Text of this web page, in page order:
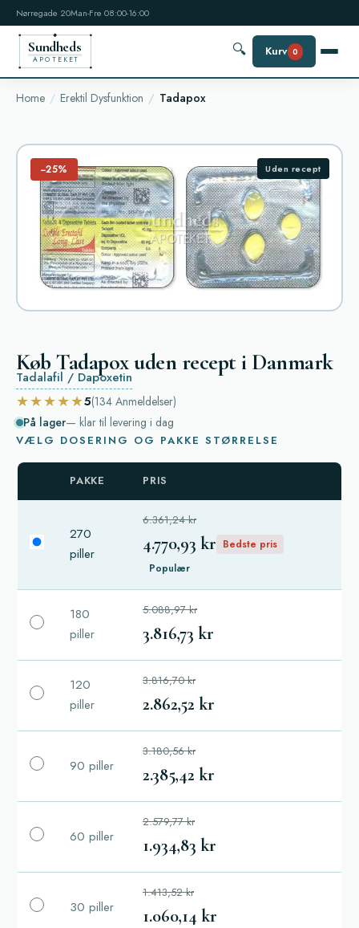
Nørregade 20Man-Fre 08:00-16:00
Sundheds
APOTEKET
🔍 Kurv 0
Home Erektil Dysfunktion Tadapox
−25% Uden recept
Køb Tadapox uden recept i Danmark
Tadalafil / Dapoxetin
★★★★★5(134 Anmeldelser)
På lager— klar til levering i dag
VÆLG DOSERING OG PAKKE STØRRELSE
PAKKE PRIS
270
piller
6.361,24 kr
4.770,93 kr Bedste pris
Populær
180
piller
5.088,97 kr
3.816,73 kr
120
piller
3.816,70 kr
2.862,52 kr
90 piller
3.180,56 kr
2.385,42 kr
60 piller
2.579,77 kr
1.934,83 kr
30 piller
1.413,52 kr
1.060,14 kr